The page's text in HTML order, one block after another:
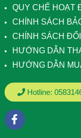
QUY CHẾ HOẠT
CHÍNH SÁCH
CHÍNH SÁCH
HƯỚNG DẪN
HƯỚNG DẪN
Hotline: